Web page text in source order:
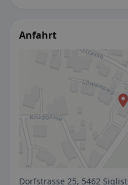
Anfahrt
Dorfstrasse 25, 5462